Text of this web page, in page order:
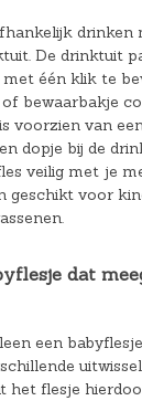
drinken
De drinktuit
één klik te
bewaarbakje
voorzien van
dopje bij de
veilig met je
geschikt voor
dat
een
het flesje